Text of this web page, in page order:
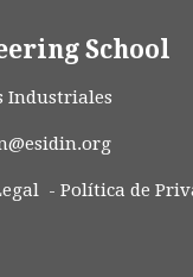
School
Industriales
- Política de